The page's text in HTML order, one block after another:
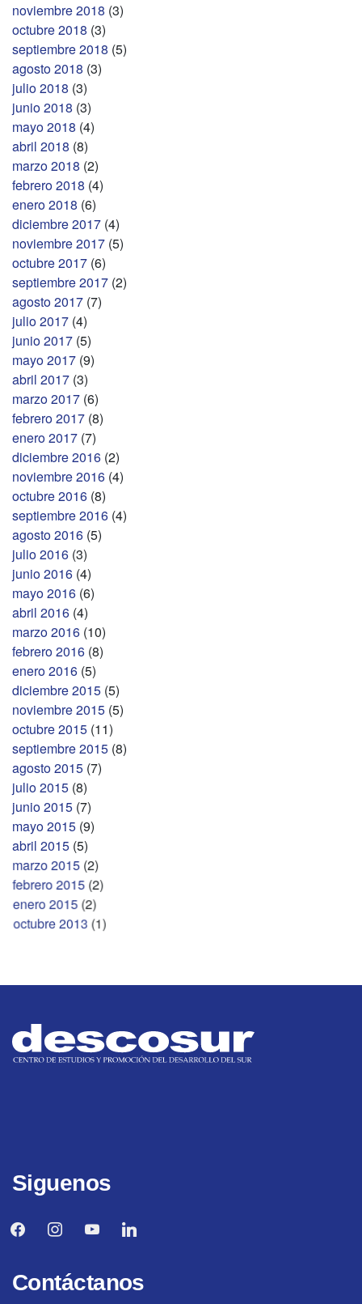
noviembre 2018 (3)
octubre 2018 (3)
septiembre 2018 (5)
agosto 2018 (3)
julio 2018 (3)
junio 2018 (3)
mayo 2018 (4)
abril 2018 (8)
marzo 2018 (2)
febrero 2018 (4)
enero 2018 (6)
diciembre 2017 (4)
noviembre 2017 (5)
octubre 2017 (6)
septiembre 2017 (2)
agosto 2017 (7)
julio 2017 (4)
junio 2017 (5)
mayo 2017 (9)
abril 2017 (3)
marzo 2017 (6)
febrero 2017 (8)
enero 2017 (7)
diciembre 2016 (2)
noviembre 2016 (4)
octubre 2016 (8)
septiembre 2016 (4)
agosto 2016 (5)
julio 2016 (3)
junio 2016 (4)
mayo 2016 (6)
abril 2016 (4)
marzo 2016 (10)
febrero 2016 (8)
enero 2016 (5)
diciembre 2015 (5)
noviembre 2015 (5)
octubre 2015 (11)
septiembre 2015 (8)
agosto 2015 (7)
julio 2015 (8)
junio 2015 (7)
mayo 2015 (9)
abril 2015 (5)
marzo 2015 (2)
febrero 2015 (2)
enero 2015 (2)
octubre 2013 (1)
Siguenos
facebookinstagramyoutubelinkedin
Contáctanos